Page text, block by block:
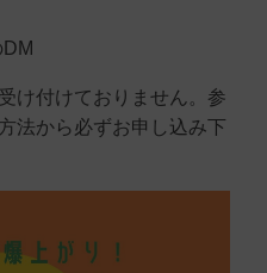
DM
け付けておりません。参
法から必ずお申し込み下